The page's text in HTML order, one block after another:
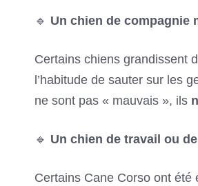
🔹 Un chien de compagnie
Certains chiens grandissent
l’habitude de sauter sur les
ne sont pas « mauvais », ils
🔹 Un chien de travail ou
Certains Cane Corso ont été